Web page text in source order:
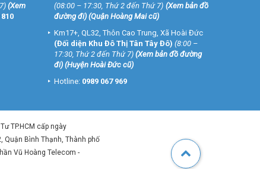
(Xem
810
(08:00 – 17:30, Thứ 2 đến Thứ 7) (Xem bản đồ
đường đi) (Quận Hoàng Mai cũ)
Km17+, QL32, Thôn Cao Trung, Xã Hoài Đức
(Đối diện Khu Đô Thị Tân Tây Đô) (8:00 –
17:30, Thứ 2 đến Thứ 7) (Xem bản đồ đường
đi) (Huyện Hoài Đức cũ)
Hotline: 0989 067 969
TP.HCM cấp ngày
Quận Bình Thạnh, Thành phố
Vũ Hoàng Telecom -